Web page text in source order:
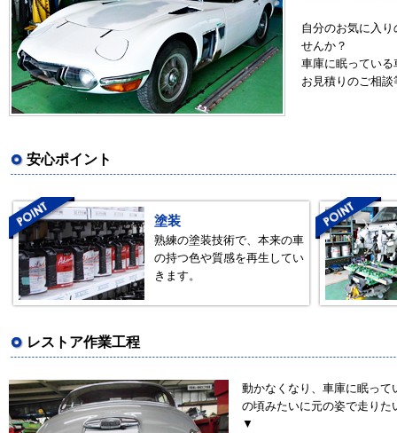
自分のお気に入
せんか？
車庫に眠ってい
お見積りのご相
安心ポイント
塗装
熟練の塗装技術で、本来の車
の持つ色や質感を再生してい
きます。
レストア作業工程
動かなくなり、車庫に眠っ
の頃みたいに元の姿で走りた
▼